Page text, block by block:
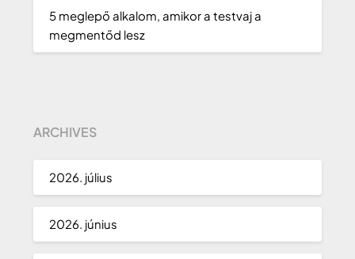
5 meglepő alkalom, amikor a testvaj a
megmentőd lesz
ARCHIVES
2026. július
2026. június